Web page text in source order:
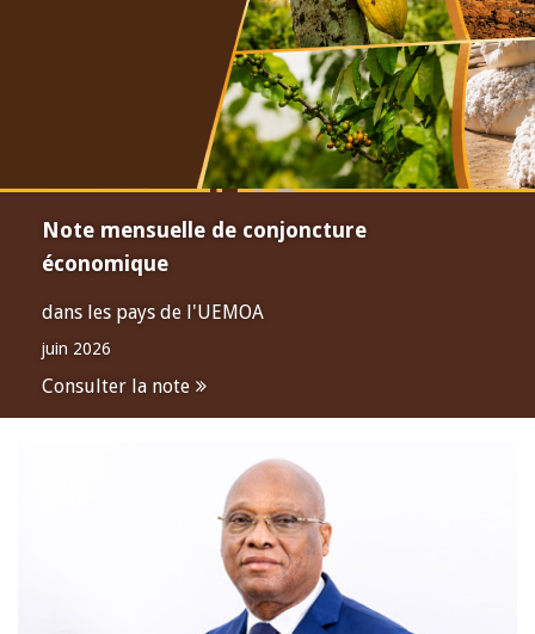
Note mensuelle de conjoncture
économique
dans les pays de l'UEMOA
juin 2026
Consulter la note